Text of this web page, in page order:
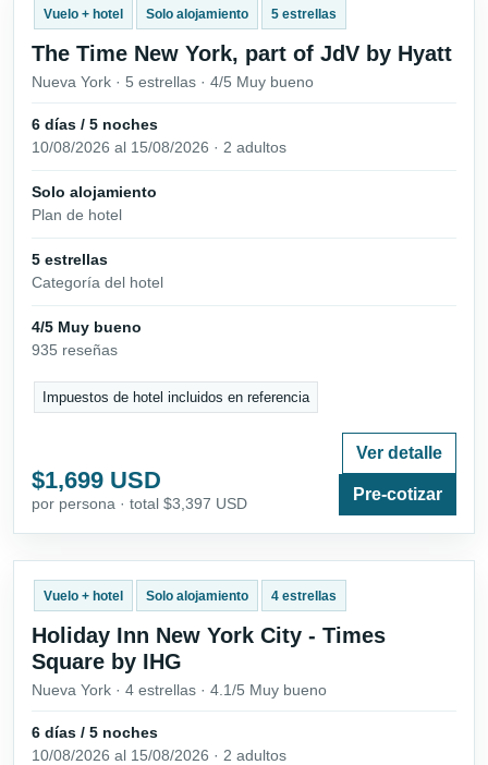
Vuelo + hotel Solo alojamiento 5 estrellas
The Time New York, part of JdV by Hyatt
Nueva York · 5 estrellas · 4/5 Muy bueno
6 días / 5 noches
10/08/2026 al 15/08/2026 · 2 adultos
Solo alojamiento
Plan de hotel
5 estrellas
Categoría del hotel
4/5 Muy bueno
935 reseñas
Impuestos de hotel incluidos en referencia
$1,699 USD
por persona · total $3,397 USD
Ver detalle
Pre-cotizar
Vuelo + hotel Solo alojamiento 4 estrellas
Holiday Inn New York City - Times
Square by IHG
Nueva York · 4 estrellas · 4.1/5 Muy bueno
6 días / 5 noches
10/08/2026 al 15/08/2026 · 2 adultos